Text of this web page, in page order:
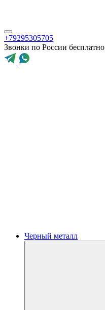
+79295305705
Звонки по России бесплатно
Черный металл